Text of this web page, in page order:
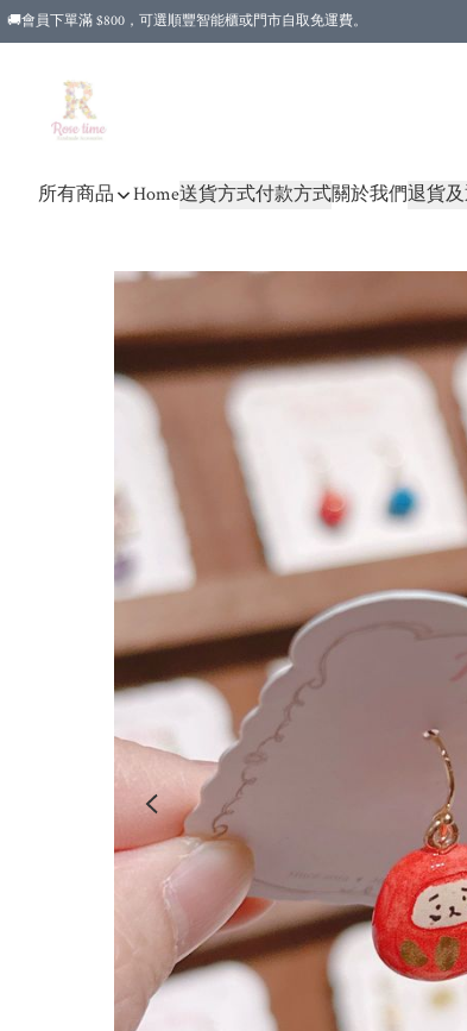
🚚會員下單滿 $800，可選順豐智能櫃或門市自取免運費。
所有商品 Home送貨方式付款方式關於我們退貨